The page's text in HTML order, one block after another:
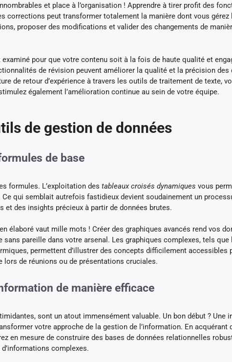
et place à l’organisation ! Apprendre à tirer profit des
corrections peut transformer totalement la manière dont vous gérez
proposer des modifications et valider des changements de
pour que votre contenu soit à la fois de haute qualité et
de révision peuvent améliorer la qualité et la précision des
de retour d’expérience à travers les outils de traitement de texte,
également l’amélioration continue au sein de votre équipe.
de gestion de données
de base
formules. L’exploitation des tableaux croisés dynamiques vous
qui semblait autrefois fastidieux devient soudainement un
et des insights précieux à partir de données brutes.
élaboré vaut mille mots ! Créer des graphiques avancés rend vos
pareille dans votre arsenal. Les graphiques complexes, tels que
permettent d’illustrer des concepts difficilement accessibles
lors de réunions ou de présentations cruciales.
de manière efficace
sont un atout immensément valuable. Un bon début ? Une
votre approche de la gestion de l’information. En acquérant
en mesure de construire des bases de données relationnelles
complexes.